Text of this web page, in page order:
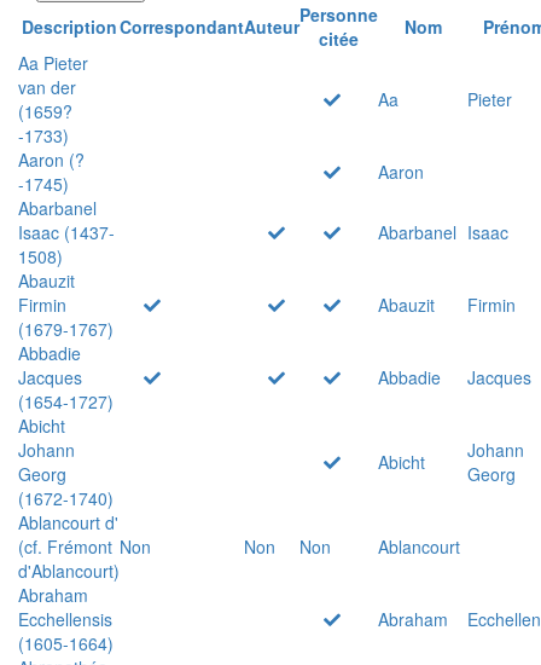
DescriptionCorrespondantAuteurPersonne
citée
Nom
Aa Pieter
van der
(1659?
-1733)
Aa Pieter
Aaron (?
-1745)
Aaron
Abarbanel
Isaac (1437-
1508)
Abarbanel Isaac
Abauzit
Firmin
(1679-1767)
Abauzit
Firmin
Abbadie
Jacques
(1654-1727)
Abbadie
Jacques
Abicht
Johann
Georg
(1672-1740)
Abicht
Johann
Georg
Ablancourt d'
(cf. Frémont
d'Ablancourt)
Non Non Non
Ablancourt
Abraham
Ecchellensis
(1605-1664)
Abraham